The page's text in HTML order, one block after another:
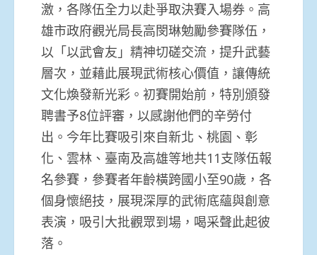
激，各隊伍全力以赴爭取決賽入場券。高
雄市政府觀光局長高閔琳勉勵參賽隊伍，
以「以武會友」精神切磋交流，提升武藝
層次，並藉此展現武術核心價值，讓傳統
文化煥發新光彩。初賽開始前，特別頒發
聘書予8位評審，以感謝他們的辛勞付
出。今年比賽吸引來自新北、桃園、彰
化、雲林、臺南及高雄等地共11支隊伍報
名參賽，參賽者年齡橫跨國小至90歲，各
個身懷絕技，展現深厚的武術底蘊與創意
表演，吸引大批觀眾到場，喝采聲此起彼
落。